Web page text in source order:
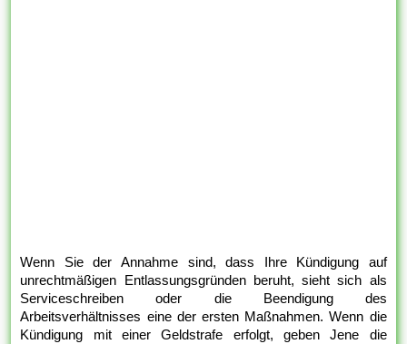
Wenn Sie der Annahme sind, dass Ihre Kündigung auf
unrechtmäßigen Entlassungsgründen beruht, sieht sich als
Serviceschreiben oder die Beendigung des
Arbeitsverhältnisses eine der ersten Maßnahmen. Wenn die
Kündigung mit einer Geldstrafe erfolgt, geben Jene die